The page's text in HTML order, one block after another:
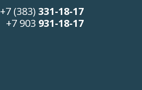
+7 (383) 331-18-17
+7 903 931-18-17